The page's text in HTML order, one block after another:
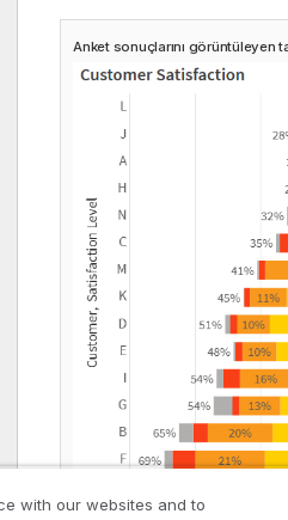
Anket sonuçlarını görüntüleyen
with our websites and to